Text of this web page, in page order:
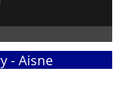
- Aisne